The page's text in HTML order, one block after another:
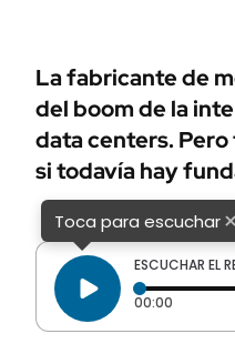
La fabricante de
del boom de la
data centers.
si todavía hay
Toca para escuchar×
ESCUCHAR EL
00:00 Tiempo